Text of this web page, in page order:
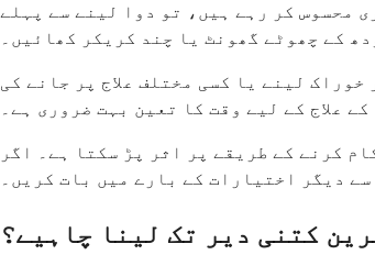
میں دشواری محسوس کر رہے ہیں، تو دوا لینے سے پہلے
کے چھوٹے گھونٹ یا چند کریکر کھائیں۔
لینے یا کسی مختلف علاج پر جانے کی
علاج کے لیے وقت کا تعین بہت ضروری ہے۔
کرنے کے طریقے پر اثر پڑ سکتا ہے۔ اگر
دیگر اختیارات کے بارے میں بات کریں۔
کتنی دیر تک لینا چاہیے؟